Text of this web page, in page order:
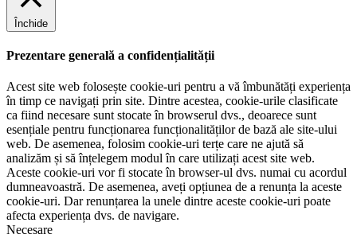
Închide
Prezentare generală a confidențialității
Acest site web folosește cookie-uri pentru a vă îmbunătăți experiența
în timp ce navigați prin site. Dintre acestea, cookie-urile clasificate
ca fiind necesare sunt stocate în browserul dvs., deoarece sunt
esențiale pentru funcționarea funcționalităților de bază ale site-ului
web. De asemenea, folosim cookie-uri terțe care ne ajută să
analizăm și să înțelegem modul în care utilizați acest site web.
Aceste cookie-uri vor fi stocate în browser-ul dvs. numai cu acordul
dumneavoastră. De asemenea, aveți opțiunea de a renunța la aceste
cookie-uri. Dar renunțarea la unele dintre aceste cookie-uri poate
afecta experiența dvs. de navigare.
Necesare